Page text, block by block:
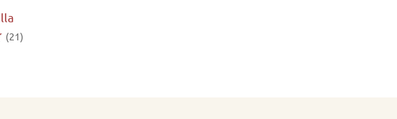
(21)